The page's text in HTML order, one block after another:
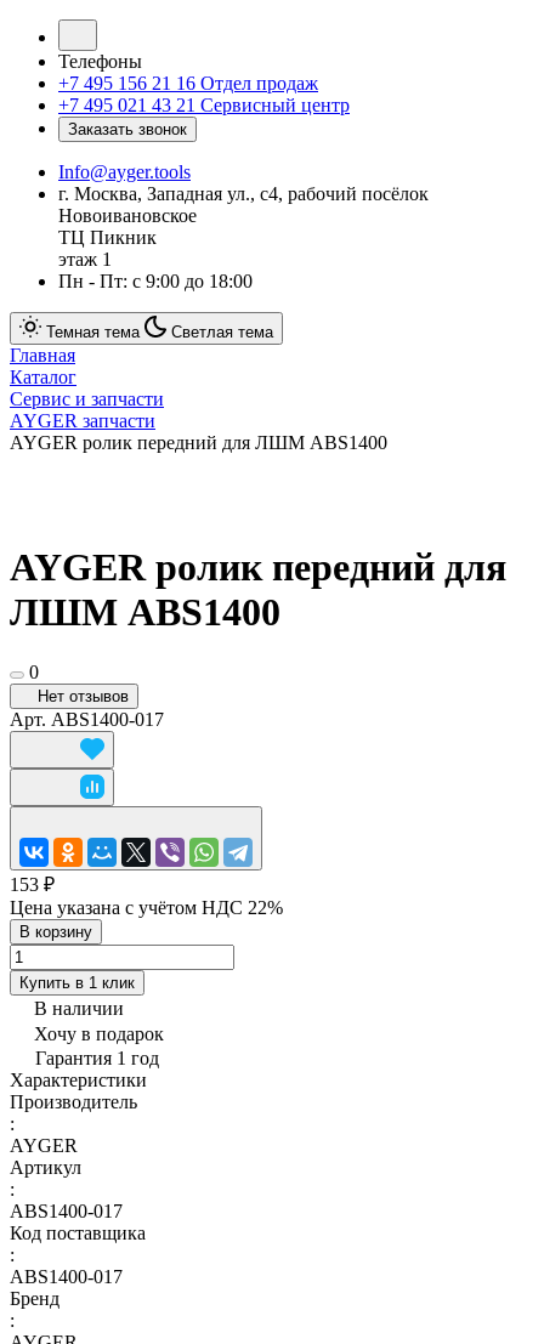
Телефоны
+7 495 156 21 16 Отдел продаж
+7 495 021 43 21 Cервисный центр
Заказать звонок
Info@ayger.tools
г. Москва, Западная ул., с4, рабочий посёлок
Новоивановское
ТЦ Пикник
этаж 1
Пн - Пт: с 9:00 до 18:00
Темная тема Светлая тема
Главная
Каталог
Сервис и запчасти
AYGER запчасти
AYGER ролик передний для ЛШМ ABS1400
AYGER ролик передний для
ЛШМ ABS1400
0
Нет отзывов
Арт. ABS1400-017
153 ₽
Цена указана с учётом НДС 22%
В корзину
Купить в 1 клик
В наличии
Хочу в подарок
Гарантия 1 год
Характеристики
Производитель
:
AYGER
Артикул
:
ABS1400-017
Код поставщика
:
ABS1400-017
Бренд
: